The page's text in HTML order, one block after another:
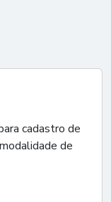
cadastro de
de